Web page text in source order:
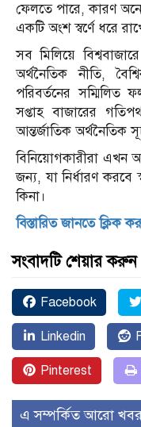
ফেলতে পারে, কারণ
একটি অংশ স্বর্ণে ধরে
সব মিলিয়ে
অর্থনৈতিক নীতি,
পরিবর্তনের
সপ্তাহ বাজারের
আন্তর্জাতিক অর্থনৈতিক
বিনিয়োগকারীরা এখন
জন্য, যা নির্ধারণ
কিনা।
বিস্তারিত জানতে ক্লিক
সংবাদটি শেয়ার করুন
Facebook
Linkedin
Pinterest
এ সম্পর্কিত আরো